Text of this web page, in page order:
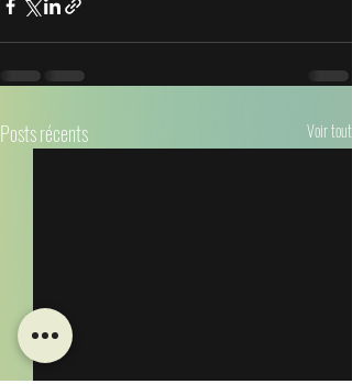
Posts récents Voir tout